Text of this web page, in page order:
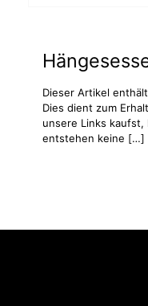
Dieser Artikel
Dies dient zum
unsere Links
entstehen keine […]